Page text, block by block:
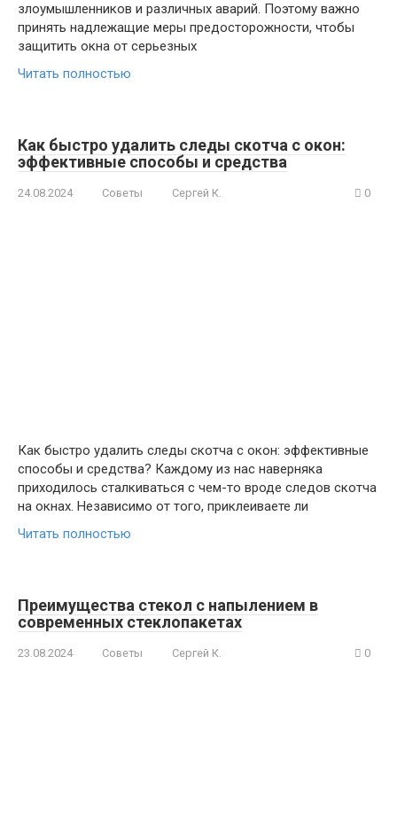
злоумышленников и различных аварий. Поэтому важно
принять надлежащие меры предосторожности, чтобы
защитить окна от серьезных
Читать полностью
Как быстро удалить следы скотча с окон:
эффективные способы и средства
24.08.2024 Советы Сергей К. 0
Как быстро удалить следы скотча с окон: эффективные
способы и средства? Каждому из нас наверняка
приходилось сталкиваться с чем-то вроде следов скотча
на окнах. Независимо от того, приклеиваете ли
Читать полностью
Преимущества стекол с напылением в
современных стеклопакетах
23.08.2024 Советы Сергей К. 0